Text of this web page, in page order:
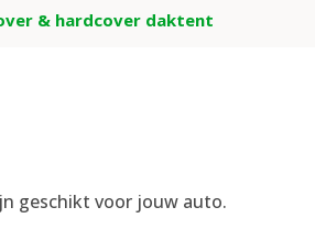
& hardcover daktent
geschikt voor jouw auto.